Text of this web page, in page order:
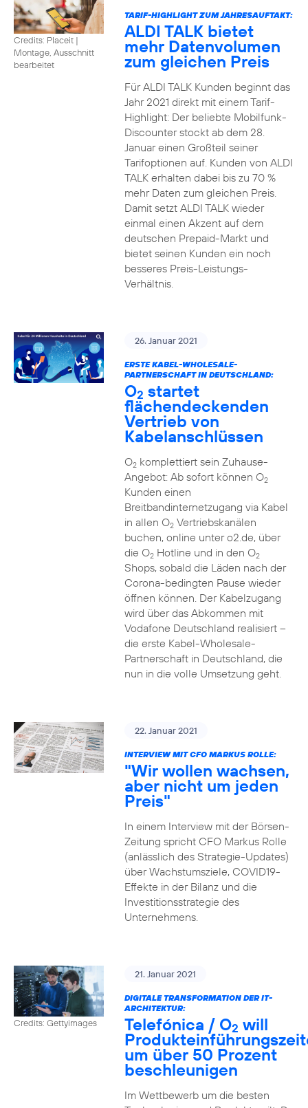
Credits: Placeit |
Montage, Ausschnitt
bearbeitet
TARIF-HIGHLIGHT ZUM JAHRESAUFTAKT:
ALDI TALK bietet
mehr Datenvolumen
zum gleichen Preis
Für ALDI TALK Kunden beginnt das
Jahr 2021 direkt mit einem Tarif-
Highlight: Der beliebte Mobilfunk-
Discounter stockt ab dem 28.
Januar einen Großteil seiner
Tarifoptionen auf. Kunden von ALDI
TALK erhalten dabei bis zu 70 %
mehr Daten zum gleichen Preis.
Damit setzt ALDI TALK wieder
einmal einen Akzent auf dem
deutschen Prepaid-Markt und
bietet seinen Kunden ein noch
besseres Preis-Leistungs-
Verhältnis.
26. Januar 2021
ERSTE KABEL-WHOLESALE-
PARTNERSCHAFT IN DEUTSCHLAND:
O2 startet
flächendeckenden
Vertrieb von
Kabelanschlüssen
O2komplettiert sein Zuhause-
Angebot: Ab sofort können O2
Kunden einen
Breitbandinternetzugang via Kabel
in allen O2Vertriebskanälen
buchen, online unter o2.de, über
die O2Hotline und in den O2
Shops, sobald die Läden nach der
Corona-bedingten Pause wieder
öffnen können. Der Kabelzugang
wird über das Abkommen mit
Vodafone Deutschland realisiert –
die erste Kabel-Wholesale-
Partnerschaft in Deutschland, die
nun in die volle Umsetzung geht.
22. Januar 2021
INTERVIEW MIT CFO MARKUS ROLLE:
"Wir wollen wachsen,
aber nicht um jeden
Preis"
In einem Interview mit der Börsen-
Zeitung spricht CFO Markus Rolle
(anlässlich des Strategie-Updates)
über Wachstumsziele, COVID19-
Effekte in der Bilanz und die
Investitionsstrategie des
Unternehmens.
Credits: Gettyimages
21. Januar 2021
DIGITALE TRANSFORMATION DER IT-
ARCHITEKTUR:
Telefónica / O2 will
um über 50 Prozent
beschleunigen
Im Wettbewerb um die besten